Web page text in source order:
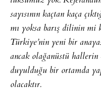
sayısının kaçtan kaça
mı yoksa barış dilinin mi
Türkiye’nin yeni bir
ancak olağanüstü
duyulduğu bir ortamda
olacaktır.